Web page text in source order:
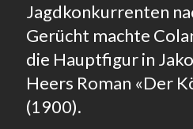
Jagdkonkurrenten
Gerücht machte
die Hauptfigur in
Heers Roman «Der
(1900).